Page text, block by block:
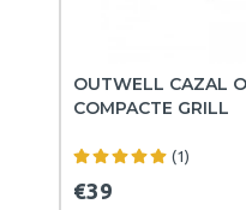
OUTWELL CAZAL
COMPACTE GRILL
(1)
€39